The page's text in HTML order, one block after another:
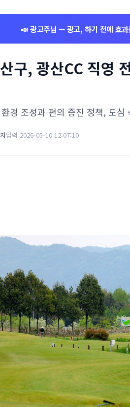
📣 광고주님 — 광고, 하기 전에 효
구, 광산CC 직영
경 조성과 편의 증진 정책, 도
입력 2026-05-10 12:07:10